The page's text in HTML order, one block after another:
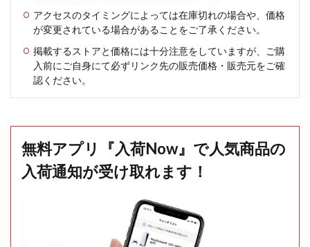
アクセスのタイミングによっては在庫切れの場合や、価格
が変更されている場合があることをご了承ください。
掲載するストアと価格には十分注意をしていますが、ご購
入前にご自身にて必ずリンク先の販売価格・販売元をご確
認ください。
無料アプリ『入荷Now』で人気商品の
入荷通知が受け取れます！